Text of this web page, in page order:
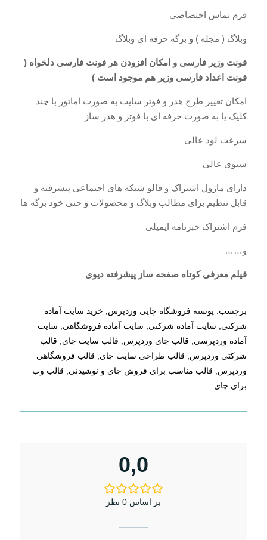
فرم تماس اختصاصی
وبلاگ ( مجله ) و برگه حرفه ای وبلاگ
فونت وزیر فارسی و امکان افزودن هر فونت فارسی دلخواه (
فونت اعداد فارسی وزیر هم موجود است )
امکان تغییر طرح هدر و فوتر سایت به صورت اماتور با چند
کلیک یا به صورت حرفه ای با فوتر و هدر ساز
سرعت لود عالی
سئوی عالی
دارای ماژول اشتراک و فالو شبکه های اجتماعی پیشرفته و
قابل تنظیم برای مطالب وبلاگ و محصولات و حتی خود برگه ها
فرم اشتراک خبرنامه ایمیلی
و……
فیلم معرفی کوتاه صفحه ساز پیشرفته دیوی
برچسب: پوسته فروشگاه چایی وردپرس
خرید سایت آماده
شرکتی
سایت آماده شرکتی سایت آماده فروشگاهی
سایت
آماده وردپرسی
قالب چای وردپرس قالب سایت چای
قالب
شرکتی وردپرس
قالب طراحی سایت چای
قالب فروشگاهی
وردپرس
قالب مناسب برای فروش چای و نوشیدنی
قالب وب
برای چای
0,0
بر اساس 0 نظر